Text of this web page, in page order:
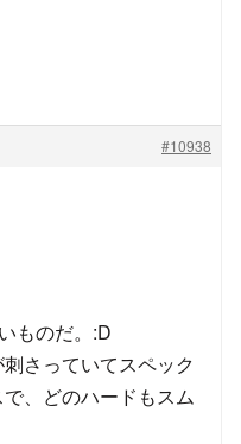
#10938
ものだ。:D
さっていてスペック
、どのハードもスム